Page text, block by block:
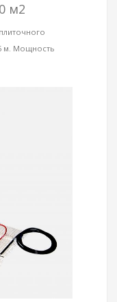
м2
м. Мощность